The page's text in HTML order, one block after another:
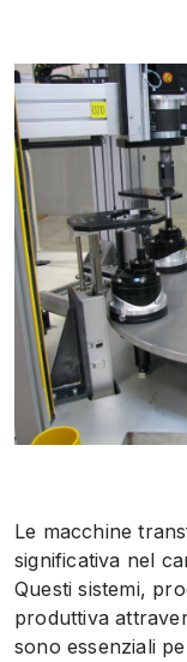
Le macchine
significativa nel
Questi sistemi,
produttiva
sono essenziali